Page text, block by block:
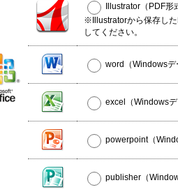
Illustrator（PDF形
※Illustratorから保存した
してください。
word（Windowsデ
excel（Windowsデ
powerpoint（
publisher（